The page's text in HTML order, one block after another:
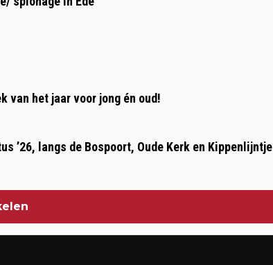
van het jaar voor jong én oud!
’26, langs de Bospoort, Oude Kerk en Kippenlijntje